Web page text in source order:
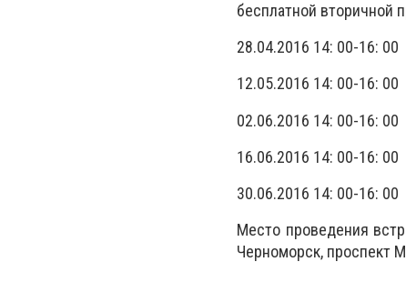
бесплатной вторичной
28.04.2016 14: 00-16: 00
12.05.2016 14: 00-16: 00
02.06.2016 14: 00-16: 00
16.06.2016 14: 00-16: 00
30.06.2016 14: 00-16: 00
Место проведения
Черноморск, проспект